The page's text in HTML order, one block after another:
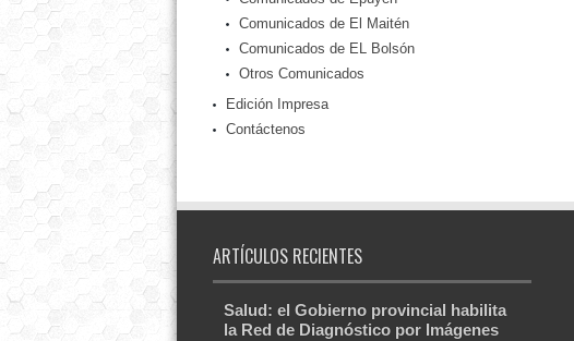
Comunicados de El Maitén
Comunicados de EL Bolsón
Otros Comunicados
Edición Impresa
Contáctenos
ARTÍCULOS RECIENTES
Salud: el Gobierno provincial habilita
la Red de Diagnóstico por Imágenes